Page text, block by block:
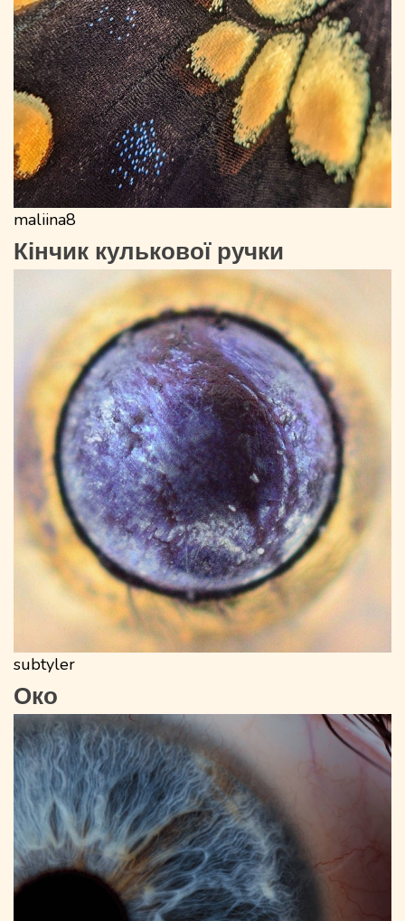
maliina8
Кінчик кулькової ручки
subtyler
Око